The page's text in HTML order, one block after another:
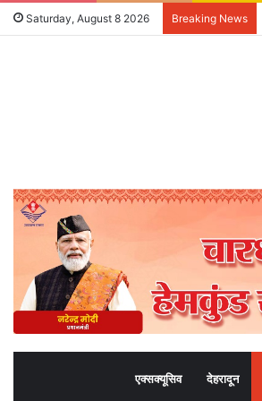
Saturday, August 8 2026 Breaking News
एक्सक्यूसिव देहरादून